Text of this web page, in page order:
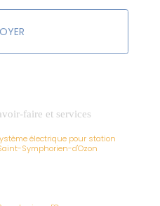
faire et services
électrique pour station
Symphorien-d'Ozon